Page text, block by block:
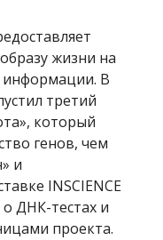
жизни на
информации. В
третий
который
генов, чем
и
INSCIENCE
ДНК-тестах и
проекта.